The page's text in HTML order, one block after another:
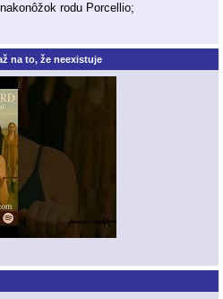
rodu Porcellio;
na to, že neexistuje